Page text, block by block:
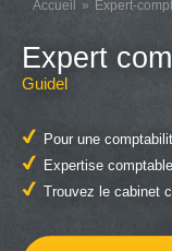
Accueil Expert-
Expert
Guidel
Pour une
Expertise
Trouvez le cabinet